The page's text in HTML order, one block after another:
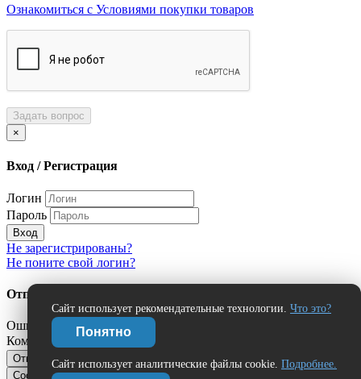
Сайт использует рекомендательные технологии. Что это?
Понятно
Сайт использует аналитические файлы cookie. Подробнее.
Ознакомиться с Условиями покупки товаров
Задать вопрос
×
Вход / Регистрация
Логин
Пароль
Вход
Не зарегистрированы?
Не поните свой логин?
Отправить сообщение об ошибке?
Ошибка:
Комментарий (дополнительно)
Отправить
Сообщить об ошибке
Нашли ошибку?